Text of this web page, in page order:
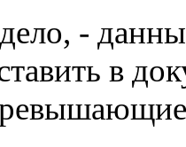
-
в